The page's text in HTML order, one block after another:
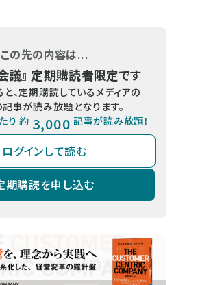
この先の内容は...
議』 定期購読者限定です
と、定期購読しているメディアの
事が読み放題となります。
り 約 3,000 記事が読み放題！
ログインして読む
期購読を申し込む